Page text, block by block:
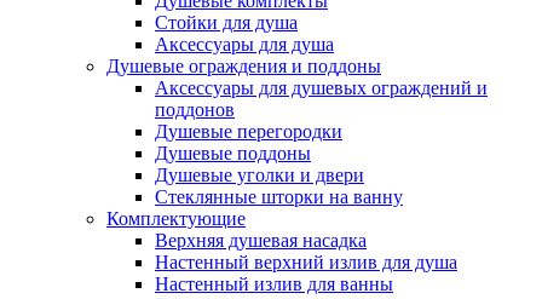
Стойки для душа
Аксессуары для душа
Душевые ограждения и поддоны
Аксессуары для душевых ограждений и
поддонов
Душевые перегородки
Душевые поддоны
Душевые уголки и двери
Стеклянные шторки на ванну
Комплектующие
Верхняя душевая насадка
Настенный верхний излив для душа
Настенный излив для ванны